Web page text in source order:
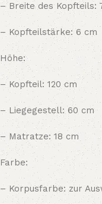
– Breite des Kopfteils:
– Kopfteilstärke: 6 cm
Höhe:
– Kopfteil: 120 cm
– Liegegestell: 60 cm
– Matratze: 18 cm
Farbe:
– Korpusfarbe: zur